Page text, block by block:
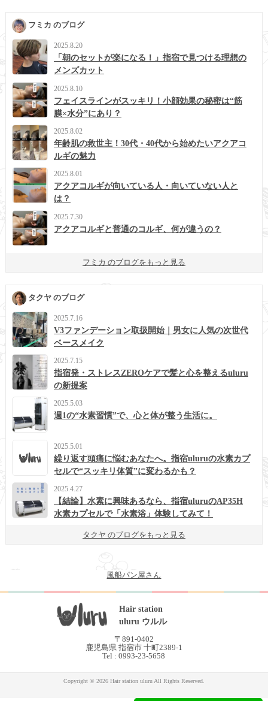
フミカ のブログ
2025.8.20
「朝のセットが楽になる！」指宿で見つける理想の
メンズカット
2025.8.10
フェイスラインがスッキリ！小顔効果の秘密は“筋
膜×水分”にあり？
2025.8.02
年齢肌の救世主！30代・40代から始めたいアクアコ
ルギの魅力
2025.8.01
アクアコルギが向いている人・向いていない人と
は？
2025.7.30
アクアコルギと普通のコルギ、何が違うの？
フミカ のブログをもっと見る
タクヤ のブログ
2025.7.16
V3ファンデーション取扱開始｜男女に人気の次世代
ベースメイク
2025.7.15
指宿発・ストレスZEROケアで髪と心を整えるuluru
の新提案
2025.5.03
週1の“水素習慣”で、心と体が整う生活に。
2025.5.01
繰り返す頭痛に悩むあなたへ。指宿uluruの水素カプ
セルで“スッキリ体質”に変わるかも？
2025.4.27
【結論】水素に興味あるなら、指宿uluruのAP35H
水素カプセルで「水素浴」体験してみて！
タクヤ のブログをもっと見る
風船パン屋さん
Hair station
uluru ウルル
〒891-0402
鹿児島県 指宿市 十町2389-1
Tel : 0993-23-5658
Copyright © 2026 Hair station uluru All Rights Reserved.